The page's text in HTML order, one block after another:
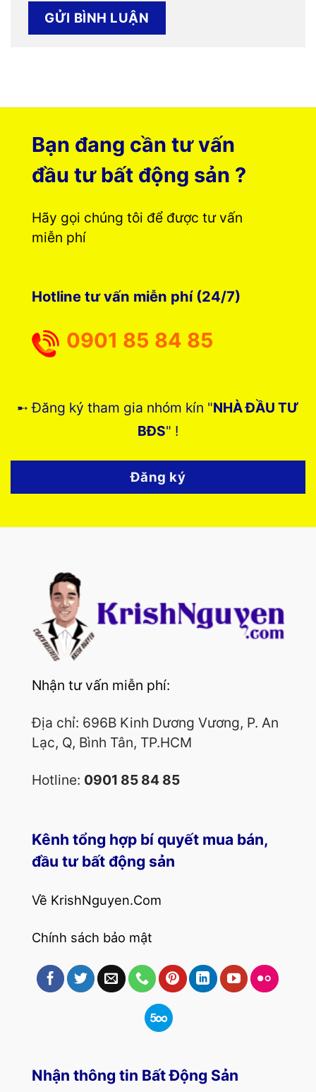
Bạn đang cần tư vấn
đầu tư bất động sản ?
Hãy gọi chúng tôi để được tư vấn
miễn phí
Hotline tư vấn miễn phí (24/7)
0901 85 84 85
➸ Đăng ký tham gia nhóm kín "NHÀ ĐẦU TƯ
BĐS" !
Đăng ký
Nhận tư vấn miễn phí:
Địa chỉ: 696B Kinh Dương Vương, P. An
Lạc, Q, Bình Tân, TP.HCM
Hotline: 0901 85 84 85
Kênh tổng hợp bí quyết mua bán,
đầu tư bất động sản
Về KrishNguyen.Com
Chính sách bảo mật
Nhận thông tin Bất Động Sản